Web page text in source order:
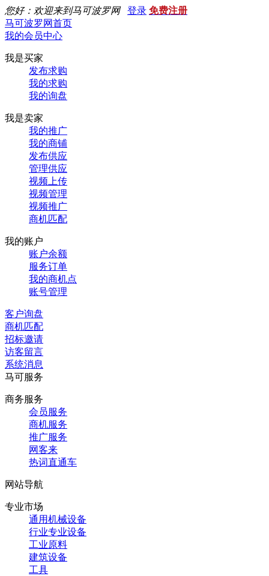
您好：欢迎来到马可波罗网 登录 免费注册
马可波罗网首页
我的会员中心
我是买家
发布求购
我的求购
我的询盘
我是卖家
我的推广
我的商铺
发布供应
管理供应
视频上传
视频管理
视频推广
商机匹配
我的账户
账户余额
服务订单
我的商机点
账号管理
客户询盘
商机匹配
招标邀请
访客留言
系统消息
马可服务
商务服务
会员服务
商机服务
推广服务
网客来
热词直通车
网站导航
专业市场
通用机械设备
行业专业设备
工业原料
建筑设备
工具